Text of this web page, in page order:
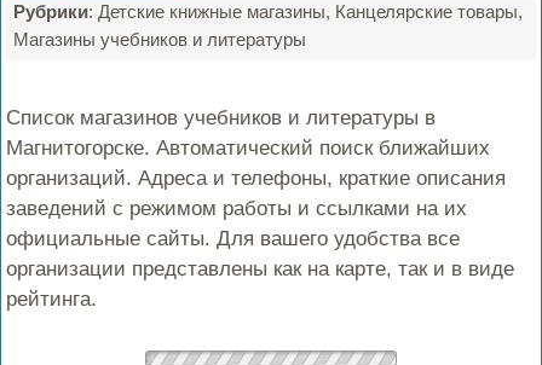
Рубрики: Детские книжные магазины, Канцелярские товары,
Магазины учебников и литературы
Список магазинов учебников и литературы в
Магнитогорске. Автоматический поиск ближайших
организаций. Адреса и телефоны, краткие описания
заведений с режимом работы и ссылками на их
официальные сайты. Для вашего удобства все
организации представлены как на карте, так и в виде
рейтинга.